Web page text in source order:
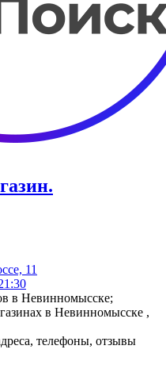
11
в Невинномысске;
в Невинномысске ,
телефоны, отзывы